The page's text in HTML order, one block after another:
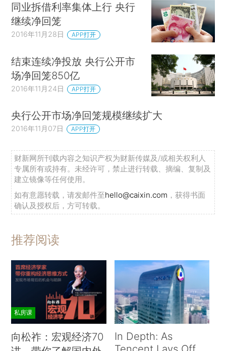
同业拆借利率集体上行 央行
继续净回笼
2016年11月28日 APP打开
结束连续净投放 央行公开市
场净回笼850亿
2016年11月24日 APP打开
央行公开市场净回笼规模继续扩大
2016年11月07日 APP打开
财新网所刊载内容之知识产权为财新传媒及/或相关权利人
专属所有或持有。未经许可，禁止进行转载、摘编、复制及
建立镜像等任何使用。
如有意愿转载，请发邮件至hello@caixin.com ，获得书面
确认及授权后，方可转载。
推荐阅读
私房课
向松祚：宏观经济70
In Depth: As